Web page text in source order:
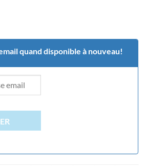
quand disponible à nouveau!